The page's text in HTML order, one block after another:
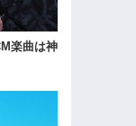
楽曲は神